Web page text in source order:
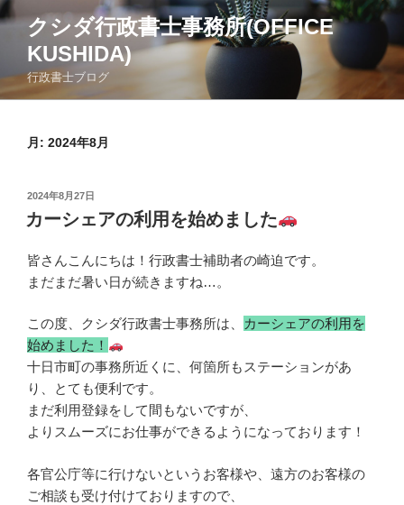
コ
ン
ツ
クシダ行政書士事務所(OFFICE
KUSHIDA)
行政書士ブログ
月: 2024年8月
投
稿
日:
2024年8月27日
カーシェアの利用を始めました
皆さんこんにちは！行政書士補助者の崎迫です。
まだまだ暑い日が続きますね…。
この度、クシダ行政書士事務所は、
カーシェアの利用を
始めました！
十日市町の事務所近くに、何箇所もステーションがあ
り、とても便利です。
まだ利用登録をして間もないですが、
よりスムーズにお仕事ができるようになっております！
各官公庁等に行けないというお客様や、遠方のお客様の
ご相談も受け付けておりますので、